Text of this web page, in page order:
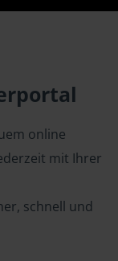
online
mit Ihrer
schnell und